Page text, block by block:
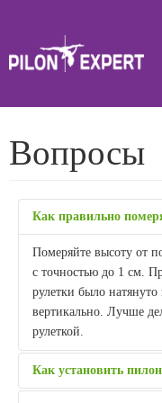
Вопросы
Как правильно
Померяйте высоту от
с точностью до 1 см.
рулетки было
вертикально. Лучше
рулеткой.
Как установить
Все модели
2 в 1: статика +
Cтатика (не крутятся)
Несъемные
Быстросъемные
Гильза декоративная
Доставка
О нас
Вопросы